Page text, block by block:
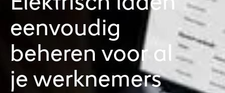
eenvoudig
beheren voor al
je werknemers